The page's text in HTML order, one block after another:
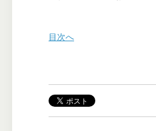
目次へ